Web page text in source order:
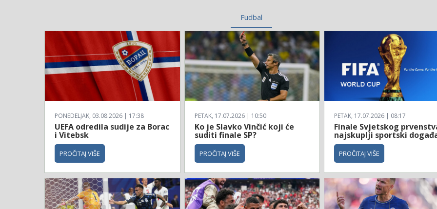
Fudbal
PONEDELJAK, 03.08.2026 | 17:38
UEFA odredila sudije za Borac
i Vitebsk
PROČITAJ VIŠE
PETAK, 17.07.2026 | 10:50
Ko je Slavko Vinčić koji će
suditi finale SP?
PROČITAJ VIŠE
PETAK, 17.07.2026 | 08:17
Finale Svjetskog
najskuplji sportski
PROČITAJ VIŠE